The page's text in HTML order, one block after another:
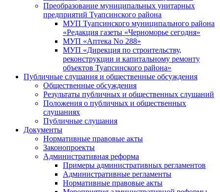
Преобразование муниципальных унитарных
предприятий Туапсинского района
МУП Туапсинского муниципального района
«Редакция газеты «Черноморье сегодня»
МУП «Аптека No 288»
МУП «Дирекция по строительству,
реконструкции и капитальному ремонту
объектов Туапсинского района»
Публичные слушания и общественные обсуждения
Общественные обсуждения
Результаты публичных и общественных слушаний
Положения о публичных и общественных
слушаниях
Публичные слушания
Документы
Нормативные правовые акты
Законопроекты
Административная реформа
Примеры административных регламентов
Административные регламенты
Нормативные правовые акты